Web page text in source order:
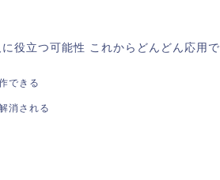
役立つ可能性 これからどんどん応用で
できる
消される